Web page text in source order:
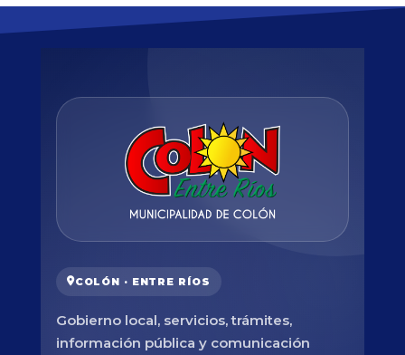
COLÓN · ENTRE RÍOS
Gobierno local, servicios, trámites,
información pública y comunicación